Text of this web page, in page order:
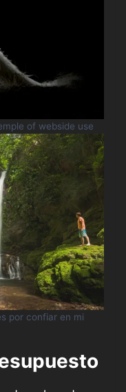
of webside use
por confiar en mi